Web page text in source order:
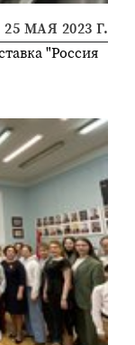
25 МАЯ 2023 Г.
"Россия